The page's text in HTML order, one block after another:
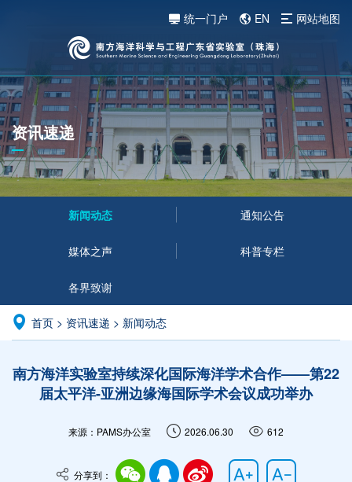
统一门户 EN 网站地图
资讯速递
新闻动态 通知公告
媒体之声 科普专栏
各界致谢
首页 > 资讯速递 > 新闻动态
南方海洋实验室持续深化国际海洋学术合作——第22
届太平洋-亚洲边缘海国际学术会议成功举办
来源：PAMS办公室 2026.06.30 612
分享到：